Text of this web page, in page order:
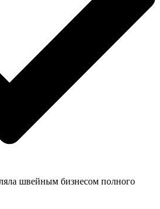
швейным бизнесом полного